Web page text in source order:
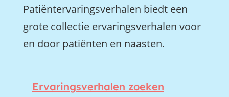
Patiëntervaringsverhalen biedt een
grote collectie ervaringsverhalen voor
en door patiënten en naasten.
Ervaringsverhalen zoeken